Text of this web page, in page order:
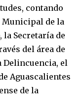
de
de la
de correo eletrónico
preocupes,
correo basura a tu
contando
de la
la Secretaría de
del área de
Delincuencia, el
Aguascalientes
de la